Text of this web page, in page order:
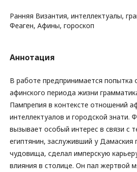
Ранняя Византия, интеллектуалы,
Феаген, Афины, гороскоп
Аннотация
В работе предпринимается попытка
афинского периода жизни
Пампрепия в контексте отношений
интеллектуалов и городской знати.
вызывает особый интерес в связи с
египтянин, заслуживший у
чудовища, сделал имперскую
влияния в столице. Он пал жертвой